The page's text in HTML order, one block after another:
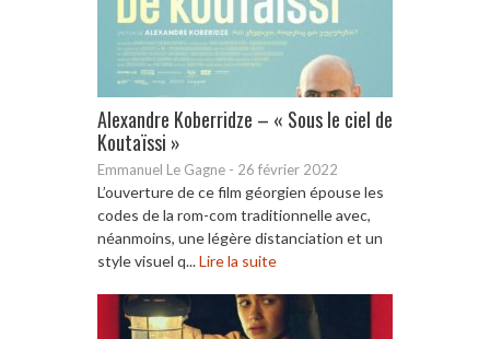
Alexandre Koberridze – « Sous le ciel de
Koutaïssi »
Emmanuel Le Gagne - 26 février 2022
L’ouverture de ce film géorgien épouse les
codes de la rom-com traditionnelle avec,
néanmoins, une légère distanciation et un
style visuel q...Lire la suite